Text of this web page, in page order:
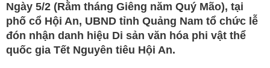
Ngày 5/2 (Rằm tháng Giêng năm Quý Mão), tại
phố cổ Hội An, UBND tỉnh Quảng Nam tổ chức lễ
đón nhận danh hiệu Di sản văn hóa phi vật thể
quốc gia Tết Nguyên tiêu Hội An.